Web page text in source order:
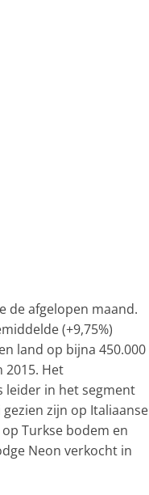
de afgelopen maand.
(+9,75%)
land op bijna 450.000
2015. Het
leider in het segment
zijn op Italiaanse
Turkse bodem en
Neon verkocht in